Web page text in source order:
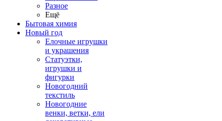
Разное
Ещё
Бытовая химия
Новый год
Елочные игрушки
и украшения
Статуэтки,
игрушки и
фигурки
Новогодний
текстиль
Новогодние
венки, ветки, ели